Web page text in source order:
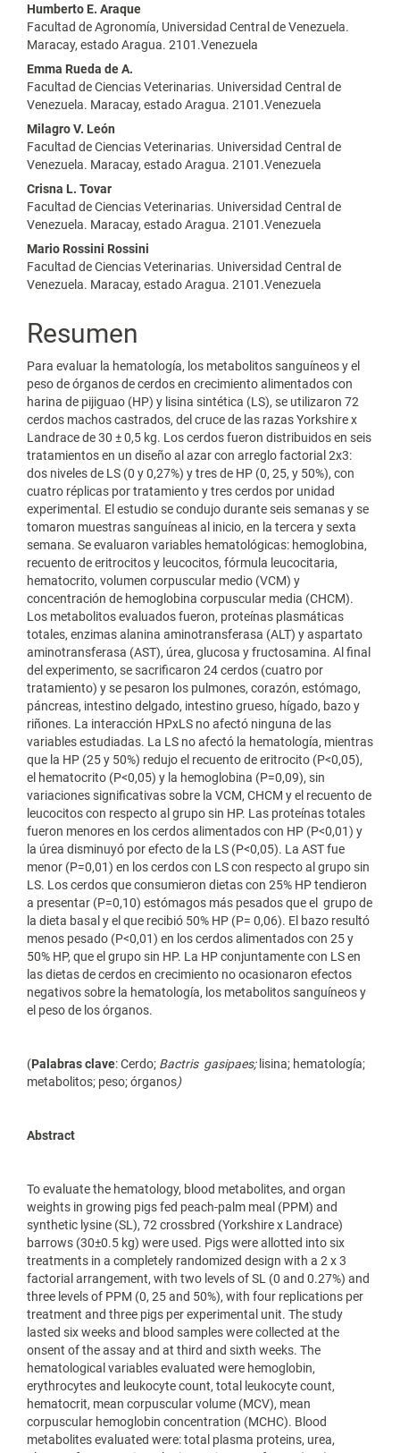
Humberto E. Araque
Facultad de Agronomía, Universidad Central de Venezuela.
Maracay, estado Aragua. 2101.Venezuela
Emma Rueda de A.
Facultad de Ciencias Veterinarias. Universidad Central de
Venezuela. Maracay, estado Aragua. 2101.Venezuela
Milagro V. León
Facultad de Ciencias Veterinarias. Universidad Central de
Venezuela. Maracay, estado Aragua. 2101.Venezuela
Crisna L. Tovar
Facultad de Ciencias Veterinarias. Universidad Central de
Venezuela. Maracay, estado Aragua. 2101.Venezuela
Mario Rossini Rossini
Facultad de Ciencias Veterinarias. Universidad Central de
Venezuela. Maracay, estado Aragua. 2101.Venezuela
Resumen
Para evaluar la hematología, los metabolitos sanguíneos y el
peso de órganos de cerdos en crecimiento alimentados con
harina de pijiguao (HP) y lisina sintética (LS), se utilizaron 72
cerdos machos castrados, del cruce de las razas Yorkshire x
Landrace de 30 ± 0,5 kg. Los cerdos fueron distribuidos en seis
tratamientos en un diseño al azar con arreglo factorial 2x3:
dos niveles de LS (0 y 0,27%) y tres de HP (0, 25, y 50%), con
cuatro réplicas por tratamiento y tres cerdos por unidad
experimental. El estudio se condujo durante seis semanas y se
tomaron muestras sanguíneas al inicio, en la tercera y sexta
semana. Se evaluaron variables hematológicas: hemoglobina,
recuento de eritrocitos y leucocitos, fórmula leucocitaria,
hematocrito, volumen corpuscular medio (VCM) y
concentración de hemoglobina corpuscular media (CHCM).
Los metabolitos evaluados fueron, proteínas plasmáticas
totales, enzimas alanina aminotransferasa (ALT) y aspartato
aminotransferasa (AST), úrea, glucosa y fructosamina. Al final
del experimento, se sacrificaron 24 cerdos (cuatro por
tratamiento) y se pesaron los pulmones, corazón, estómago,
páncreas, intestino delgado, intestino grueso, hígado, bazo y
riñones. La interacción HPxLS no afectó ninguna de las
variables estudiadas. La LS no afectó la hematología, mientras
que la HP (25 y 50%) redujo el recuento de eritrocito (P<0,05),
el hematocrito (P<0,05) y la hemoglobina (P=0,09), sin
variaciones significativas sobre la VCM, CHCM y el recuento de
leucocitos con respecto al grupo sin HP. Las proteínas totales
fueron menores en los cerdos alimentados con HP (P<0,01) y
la úrea disminuyó por efecto de la LS (P<0,05). La AST fue
menor (P=0,01) en los cerdos con LS con respecto al grupo sin
LS. Los cerdos que consumieron dietas con 25% HP tendieron
a presentar (P=0,10) estómagos más pesados que el grupo de
la dieta basal y el que recibió 50% HP (P= 0,06). El bazo resultó
menos pesado (P<0,01) en los cerdos alimentados con 25 y
50% HP, que el grupo sin HP. La HP conjuntamente con LS en
las dietas de cerdos en crecimiento no ocasionaron efectos
negativos sobre la hematología, los metabolitos sanguíneos y
el peso de los órganos.
(Palabras clave: Cerdo; Bactris gasipaes;lisina; hematología;
metabolitos; peso; órganos)
Abstract
To evaluate the hematology, blood metabolites, and organ
weights in growing pigs fed peach-palm meal (PPM) and
synthetic lysine (SL), 72 crossbred (Yorkshire x Landrace)
barrows (30±0.5 kg) were used. Pigs were allotted into six
treatments in a completely randomized design with a 2 x 3
factorial arrangement, with two levels of SL (0 and 0.27%) and
three levels of PPM (0, 25 and 50%), with four replications per
treatment and three pigs per experimental unit. The study
lasted six weeks and blood samples were collected at the
onsent of the assay and at third and sixth weeks. The
hematological variables evaluated were hemoglobin,
erythrocytes and leukocyte count, total leukocyte count,
hematocrit, mean corpuscular volume (MCV), mean
corpuscular hemoglobin concentration (MCHC). Blood
metabolites evaluated were: total plasma proteins, urea,